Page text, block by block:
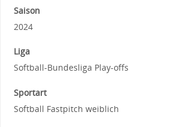
Saison
2024
Liga
Softball-Bundesliga Play-offs
Sportart
Softball Fastpitch weiblich